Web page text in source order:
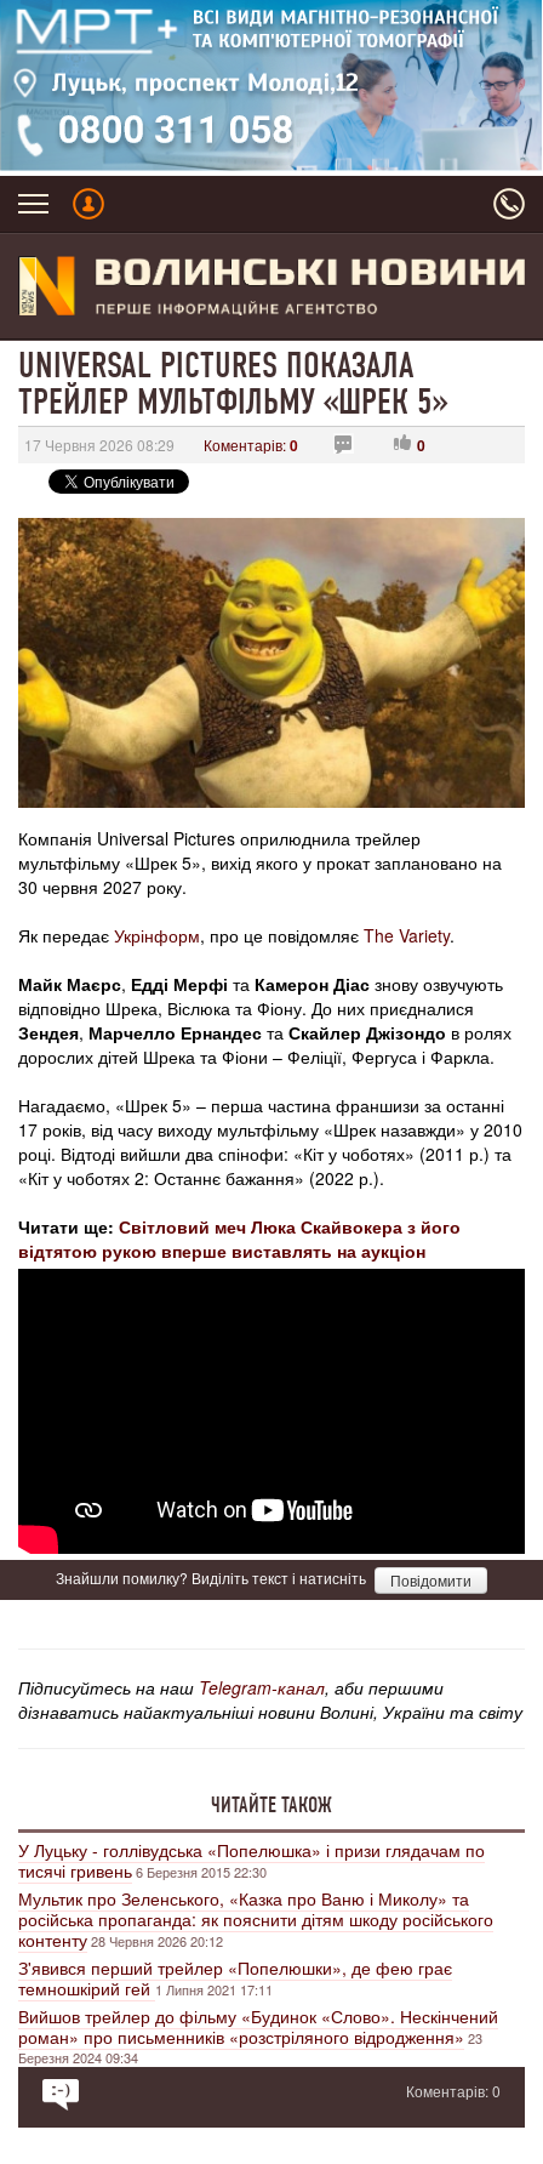
UNIVERSAL PICTURES ПОКАЗАЛА
ТРЕЙЛЕР МУЛЬТФІЛЬМУ «ШРЕК 5»
17 Червня 2026 08:29 Коментарів:0 0
Компанія Universal Pictures оприлюднила трейлер
мультфільму «Шрек 5», вихід якого у прокат заплановано на
30 червня 2027 року.
Як передає Укрінформ, про це повідомляє The Variety.
Майк Маєрс, Едді Мерфі та Камерон Діас знову озвучують
відповідно Шрека, Віслюка та Фіону. До них приєдналися
Зендея, Марчелло Ернандес та Скайлер Джізондо в ролях
дорослих дітей Шрека та Фіони – Феліції, Фергуса і Фаркла.
Нагадаємо, «Шрек 5» – перша частина франшизи за останні
17 років, від часу виходу мультфільму «Шрек назавжди» у 2010
році. Відтоді вийшли два спінофи: «Кіт у чоботях» (2011 р.) та
«Кіт у чоботях 2: Останнє бажання» (2022 р.).
Читати ще: Світловий меч Люка Скайвокера з його
відтятою рукою вперше виставлять на аукціон
Знайшли помилку? Виділіть текст і натисніть Повідомити
Підписуйтесь на наш Telegram-канал, аби першими
дізнаватись найактуальніші новини Волині, України та світу
ЧИТАЙТЕ ТАКОЖ
У Луцьку - голлівудська «Попелюшка» і призи глядачам по
тисячі гривень6 Березня 2015 22:30
Мультик про Зеленського, «Казка про Ваню і Миколу» та
російська пропаганда: як пояснити дітям шкоду російського
контенту28 Червня 2026 20:12
З'явився перший трейлер «Попелюшки», де фею грає
темношкірий гей1 Липня 2021 17:11
Вийшов трейлер до фільму «Будинок «Слово». Нескінчений
роман» про письменників «розстріляного відродження»23
Березня 2024 09:34
Коментарів: 0